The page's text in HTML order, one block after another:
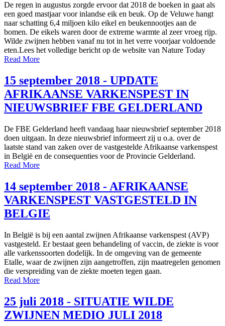
De regen in augustus zorgde ervoor dat 2018 de boeken in gaat als
een goed mastjaar voor inlandse eik en beuk. Op de Veluwe hangt
naar schatting 6,4 miljoen kilo eikel en beukennootjes aan de
bomen. De eikels waren door de extreme warmte al zeer vroeg rijp.
Wilde zwijnen hebben vanaf nu tot in het verre voorjaar voldoende
eten.Lees het volledige bericht op de website van Nature Today
Read More
15 september 2018 - UPDATE
AFRIKAANSE VARKENSPEST IN
NIEUWSBRIEF FBE GELDERLAND
De FBE Gelderland heeft vandaag haar nieuwsbrief september 2018
doen uitgaan. In deze nieuwsbrief informeert zij u o.a. over de
laatste stand van zaken over de vastgestelde Afrikaanse varkenspest
in België en de consequenties voor de Provincie Gelderland.
Read More
14 september 2018 - AFRIKAANSE
VARKENSPEST VASTGESTELD IN
BELGIE
In België is bij een aantal zwijnen Afrikaanse varkenspest (AVP)
vastgesteld. Er bestaat geen behandeling of vaccin, de ziekte is voor
alle varkenssoorten dodelijk. In de omgeving van de gemeente
Etalle, waar de zwijnen zijn aangetroffen, zijn maatregelen genomen
die verspreiding van de ziekte moeten tegen gaan.
Read More
25 juli 2018 - SITUATIE WILDE
ZWIJNEN MEDIO JULI 2018